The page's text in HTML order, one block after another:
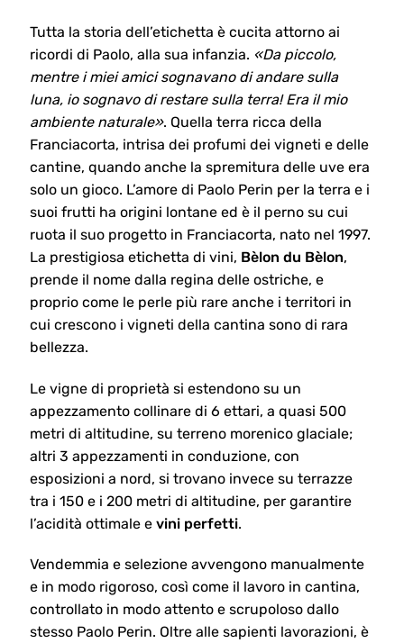
Tutta la storia dell’etichetta è cucita attorno ai
ricordi di Paolo, alla sua infanzia. «Da piccolo,
mentre i miei amici sognavano di andare sulla
luna, io sognavo di restare sulla terra! Era il mio
ambiente naturale». Quella terra ricca della
Franciacorta, intrisa dei profumi dei vigneti e delle
cantine, quando anche la spremitura delle uve era
solo un gioco. L’amore di Paolo Perin per la terra e i
suoi frutti ha origini lontane ed è il perno su cui
ruota il suo progetto in Franciacorta, nato nel 1997.
La prestigiosa etichetta di vini, Bèlon du Bèlon,
prende il nome dalla regina delle ostriche, e
proprio come le perle più rare anche i territori in
cui crescono i vigneti della cantina sono di rara
bellezza.
Le vigne di proprietà si estendono su un
appezzamento collinare di 6 ettari, a quasi 500
metri di altitudine, su terreno morenico glaciale;
altri 3 appezzamenti in conduzione, con
esposizioni a nord, si trovano invece su terrazze
tra i 150 e i 200 metri di altitudine, per garantire
l’acidità ottimale e vini perfetti.
Vendemmia e selezione avvengono manualmente
e in modo rigoroso, così come il lavoro in cantina,
controllato in modo attento e scrupoloso dallo
stesso Paolo Perin. Oltre alle sapienti lavorazioni, è